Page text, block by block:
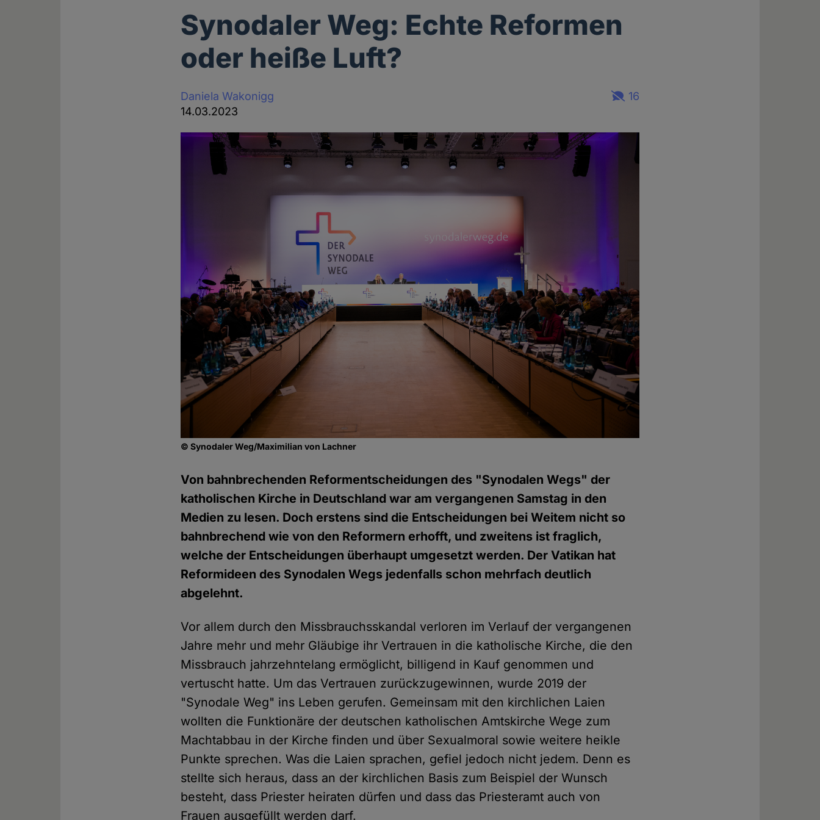
Synodaler Weg: Echte Reformen
oder heiße Luft?
Daniela Wakonigg
14.03.2023
16
© Synodaler Weg/Maximilian von Lachner
Von bahnbrechenden Reformentscheidungen des "Synodalen Wegs" der
katholischen Kirche in Deutschland war am vergangenen Samstag in den
Medien zu lesen. Doch erstens sind die Entscheidungen bei Weitem nicht so
bahnbrechend wie von den Reformern erhofft, und zweitens ist fraglich,
welche der Entscheidungen überhaupt umgesetzt werden. Der Vatikan hat
Reformideen des Synodalen Wegs jedenfalls schon mehrfach deutlich
abgelehnt.
Vor allem durch den Missbrauchsskandal verloren im Verlauf der vergangenen
Jahre mehr und mehr Gläubige ihr Vertrauen in die katholische Kirche, die den
Missbrauch jahrzehntelang ermöglicht, billigend in Kauf genommen und
vertuscht hatte. Um das Vertrauen zurückzugewinnen, wurde 2019 der
"Synodale Weg" ins Leben gerufen. Gemeinsam mit den kirchlichen Laien
wollten die Funktionäre der deutschen katholischen Amtskirche Wege zum
Machtabbau in der Kirche finden und über Sexualmoral sowie weitere heikle
Punkte sprechen. Was die Laien sprachen, gefiel jedoch nicht jedem. Denn es
stellte sich heraus, dass an der kirchlichen Basis zum Beispiel der Wunsch
besteht, dass Priester heiraten dürfen und dass das Priesteramt auch von
Frauen ausgefüllt werden darf.